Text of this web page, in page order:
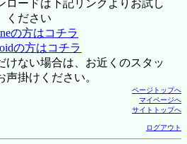
ロードは下記リンクよりお試し
ください
の方はコチラ
の方はコチラ
けない場合は、お近くのスタッ
声掛けください。
ページトップへ
マイページへ
サイトトップへ
ログアウト